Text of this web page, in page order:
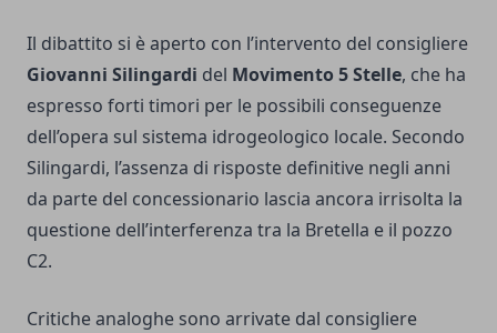
Il dibattito si è aperto con l’intervento del consigliere
Giovanni Silingardi del Movimento 5 Stelle, che ha
espresso forti timori per le possibili conseguenze
dell’opera sul sistema idrogeologico locale. Secondo
Silingardi, l’assenza di risposte definitive negli anni
da parte del concessionario lascia ancora irrisolta la
questione dell’interferenza tra la Bretella e il pozzo
C2.
Critiche analoghe sono arrivate dal consigliere